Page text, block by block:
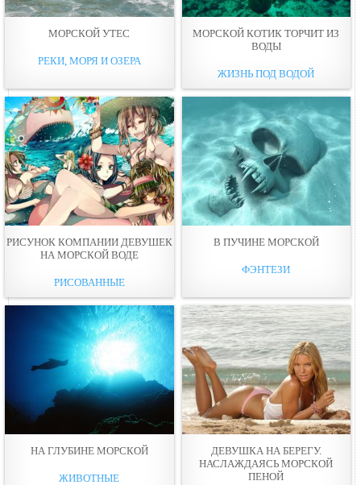
МОРСКОЙ УТЕС
РЕКИ, МОРЯ И ОЗЕРА
МОРСКОЙ КОТИК ТОРЧИТ ИЗ
ВОДЫ
ЖИЗНЬ ПОД ВОДОЙ
РИСУНОК КОМПАНИИ ДЕВУШЕК
НА МОРСКОЙ ВОДЕ
РИСОВАННЫЕ
В ПУЧИНЕ МОРСКОЙ
ФЭНТЕЗИ
НА ГЛУБИНЕ МОРСКОЙ
ЖИВОТНЫЕ
ДЕВУШКА НА БЕРЕГУ.
НАСЛАЖДАЯСЬ МОРСКОЙ
ПЕНОЙ